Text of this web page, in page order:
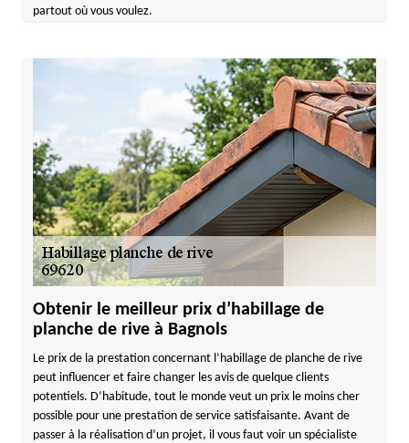
partout où vous voulez.
Obtenir le meilleur prix d’habillage de
planche de rive à Bagnols
Le prix de la prestation concernant l’habillage de planche de rive
peut influencer et faire changer les avis de quelque clients
potentiels. D’habitude, tout le monde veut un prix le moins cher
possible pour une prestation de service satisfaisante. Avant de
passer à la réalisation d’un projet, il vous faut voir un spécialiste